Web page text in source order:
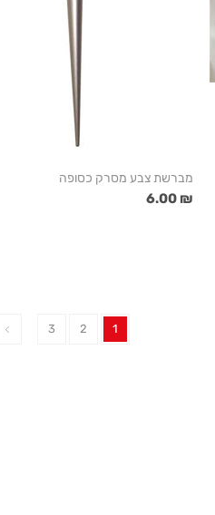
מברשת צבע מסרק כסופה
₪ 6.00
1
2
3